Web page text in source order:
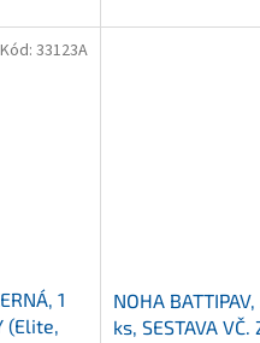
1
(Elite,
Kód: 33123A
NOHA
ks, SESTAVA VČ.